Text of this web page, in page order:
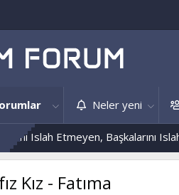
Neler yeni
Başkalarını Islah Edemez...
Kız - Fatıma